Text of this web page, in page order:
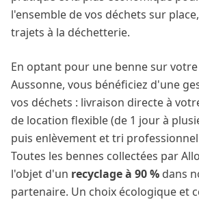
l'ensemble de vos déchets sur
trajets à la déchetterie.
En optant pour une benne sur
Aussonne, vous bénéficiez d'une
vos déchets : livraison directe à
de location flexible (de 1 jour à
puis enlèvement et tri
Toutes les bennes collectées par
l'objet d'un recyclage à 90 % dans
partenaire. Un choix écologique et